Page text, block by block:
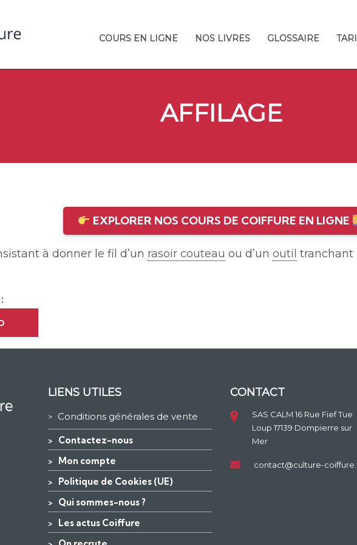
COURS EN LIGNE NOS LIVRES GLOSSAIRE
AFFILAGE
EXPLORER NOS COURS DE COIFFURE EN LIGNE
à donner le fil d’un rasoir couteau ou d’un outil tranchant
LIENS UTILES
> Conditions générales de vente
> Contactez-nous
> Mon compte
> Politique de Cookies (UE)
> Qui sommes-nous ?
> Les actus Coiffure
CONTACT
SAS CALM 16 Rue Fief Tue
Loup 17139 Dompierre sur
Mer
contact@culture-